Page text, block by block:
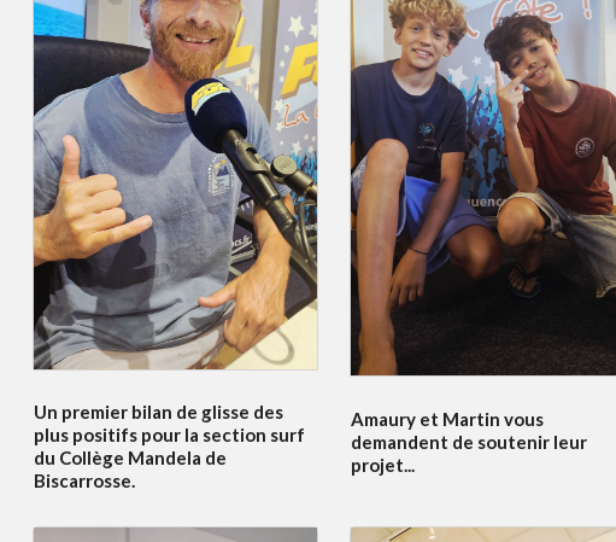
Un premier bilan de glisse des
plus positifs pour la section surf
du Collège Mandela de
Biscarrosse.
Amaury et Martin vous
demandent de soutenir leur
projet...